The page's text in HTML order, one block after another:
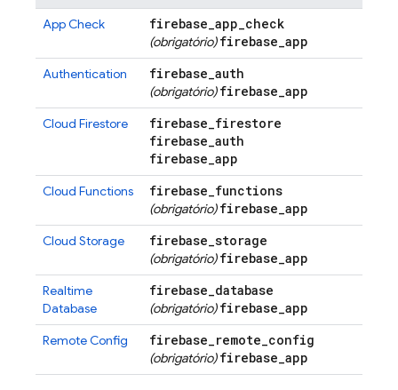
App Check
firebase_app_check
(obrigatório) firebase_app
Authentication firebase_auth
(obrigatório) firebase_app
Cloud Firestore firebase_firestore
firebase_auth
firebase_app
Cloud Functions firebase_functions
(obrigatório) firebase_app
Cloud Storage firebase_storage
(obrigatório) firebase_app
Realtime
Database
firebase_database
(obrigatório) firebase_app
Remote Config firebase_remote_config
(obrigatório) firebase_app